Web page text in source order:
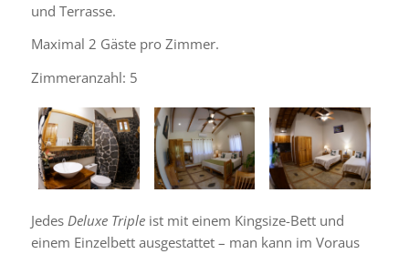
und Terrasse.
Maximal 2 Gäste pro Zimmer.
Zimmeranzahl: 5
Jedes Deluxe Tripleist mit einem Kingsize-Bett und
einem Einzelbett ausgestattet – man kann im Voraus